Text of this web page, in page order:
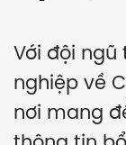
Với đội ngũ
nghiệp về
nơi mang
thông tin